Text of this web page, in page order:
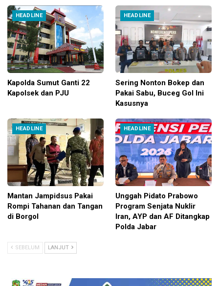
HEADLINE
Kapolda Sumut Ganti 22
Kapolsek dan PJU
HEADLINE
Sering Nonton Bokep dan
Pakai Sabu, Buceg Gol Ini
Kasusnya
HEADLINE
Mantan Jampidsus Pakai
Rompi Tahanan dan Tangan
di Borgol
HEADLINE
Unggah Pidato Prabowo
Program Senjata Nuklir
Iran, AYP dan AF Ditangkap
Polda Jabar
SEBELUM LANJUT